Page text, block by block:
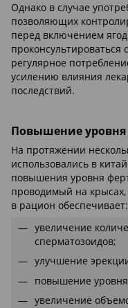
Однако в случае
позволяющих
перед включением
проконсультироваться
регулярное
усилению влияния
последствий.
Повышение уровня
На протяжении
использовались в
повышения уровня
проводимый на крысах,
в рацион обеспечивает:
увеличение
сперматозоидов;
улучшение
повышение уровня
увеличение